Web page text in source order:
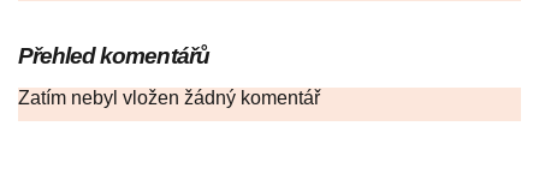
Přehled komentářů
Zatím nebyl vložen žádný komentář